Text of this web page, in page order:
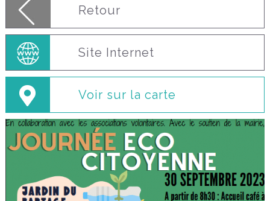
Retour
Site Internet
Voir sur la carte